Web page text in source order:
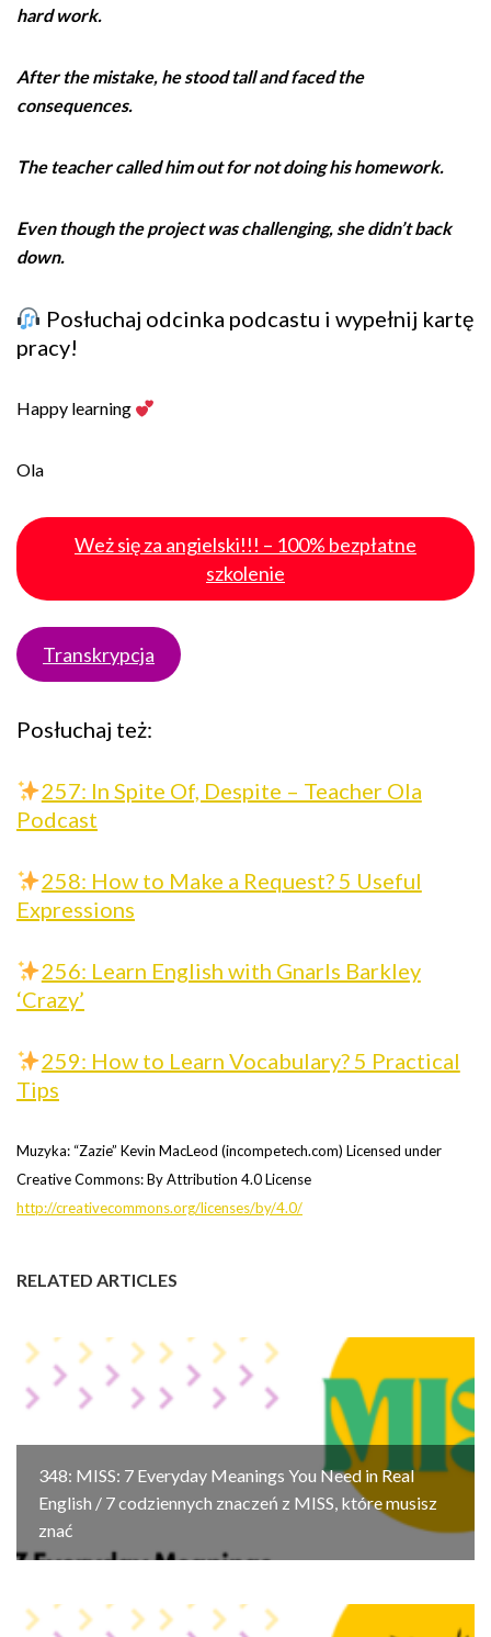
hard work.
After the mistake, he stood tall and faced the
consequences.
The teacher called him out for not doing his homework.
Even though the project was challenging, she didn’t back
down.
Posłuchaj odcinka podcastu i wypełnij kartę
pracy!
Happy learning
Ola
Weż się za angielski!!! – 100% bezpłatne
szkolenie
Transkrypcja
Posłuchaj też:
257: In Spite Of, Despite – Teacher Ola
Podcast
258: How to Make a Request? 5 Useful
Expressions
256: Learn English with Gnarls Barkley
‘Crazy’
259: How to Learn Vocabulary? 5 Practical
Tips
Muzyka: “Zazie” Kevin MacLeod (incompetech.com) Licensed under
Creative Commons: By Attribution 4.0 License
http://creativecommons.org/licenses/by/4.0/
RELATED ARTICLES
348: MISS: 7 Everyday Meanings You Need in Real
English / 7 codziennych znaczeń z MISS, które musisz
znać